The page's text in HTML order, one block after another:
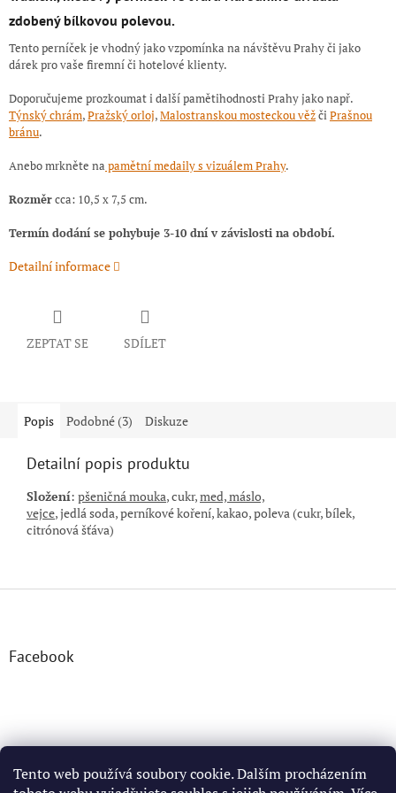
Tento web používá soubory cookie. Dalším procházením
zdobený bílkovou polevou.
Tento perníček je vhodný jako vzpomínka na návštěvu Prahy či jako
dárek pro vaše firemní či hotelové klienty.
Doporučujeme prozkoumat i další pamětihodnosti Prahy jako např.
Týnský chrám,Pražský orloj,Malostranskou mosteckou věžčiPrašnou
bránu.
Anebo mrkněte na pamětní medaily s vizuálem Prahy.
Rozměrcca: 10,5 x 7,5 cm.
Termín dodání se pohybuje 3-10 dní v závislosti na období.
Detailní informace
ZEPTAT SE SDÍLET
Popis Podobné (3) Diskuze
Detailní popis produktu
Složení: pšeničná mouka, cukr,med, máslo,
vejce,jedlásoda,perníkové koření, kakao,poleva (cukr, bílek,
citrónová šťáva)
Facebook